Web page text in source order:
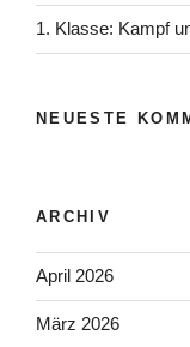
1. Klasse: Kampf
NEUESTE
ARCHIV
April 2026
März 2026